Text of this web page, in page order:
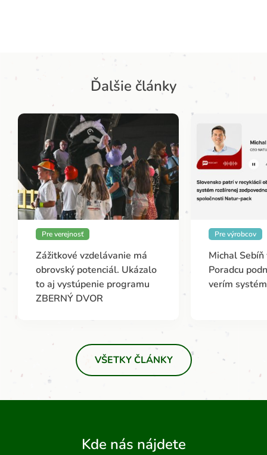
Ďalšie články
Pre verejnosť
Zážitkové vzdelávanie má
obrovský potenciál. Ukázalo
to aj vystúpenie programu
ZBERNÝ DVOR
Pre výrobcov
Michal
Poradcu
verím
VŠETKY ČLÁNKY
Kde nás nájdete